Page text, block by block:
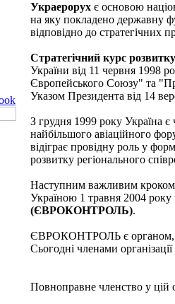
Украерорух є основою
на яку покладено державну
відповідно до стратегічних
Стратегічний курс
України від 11 червня 1998
Європейського Союзу" та
Указом Президента від 14
З грудня 1999 року Україна
найбільшого авіаційного
відіграє провідну роль у
розвитку регіонального
Наступним важливим кроком
Україною 1 травня 2004
(ЄВРОКОНТРОЛЬ).
ЄВРОКОНТРОЛЬ є органом,
Сьогодні членами
Повноправне членство у цій